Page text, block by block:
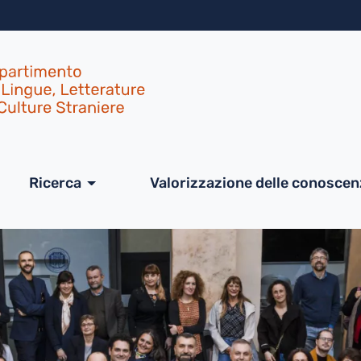
Ricerca Valorizzazione delle